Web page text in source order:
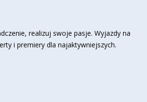
realizuj swoje pasje. Wyjazdy na
i premiery dla najaktywniejszych.